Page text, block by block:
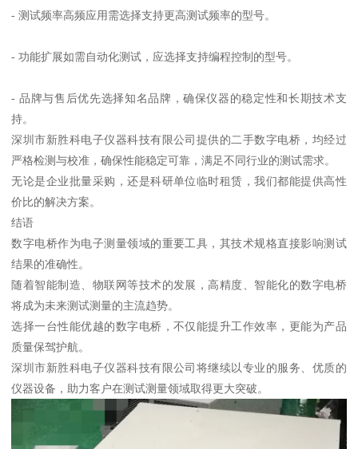
- 测试频率高频应用需选择支持更高测试频率的型号。
- 功能扩展如需自动化测试，应选择支持编程控制的型号。
- 品牌与售后优先选择知名品牌，确保仪器的稳定性和长期技术支
持。
深圳市新胜科电子仪器科技有限公司提供的二手数字电桥，均经过
严格检测与校准，确保性能稳定可靠，满足不同行业的测试需求。
无论是企业批量采购，还是科研单位临时租赁，我们都能提供高性
价比的解决方案。
结语
数字电桥作为电子测量领域的重要工具，其技术规格直接影响测试
结果的准确性。
随着智能制造、物联网等技术的发展，高精度、智能化的数字电桥
将成为未来测试测量的主流趋势。
选择一台性能优越的数字电桥，不仅能提升工作效率，更能为产品
质量保驾护航。
深圳市新胜科电子仪器科技有限公司将继续以专业的服务、优质的
仪器设备，助力客户在测试测量领域取得更大突破。